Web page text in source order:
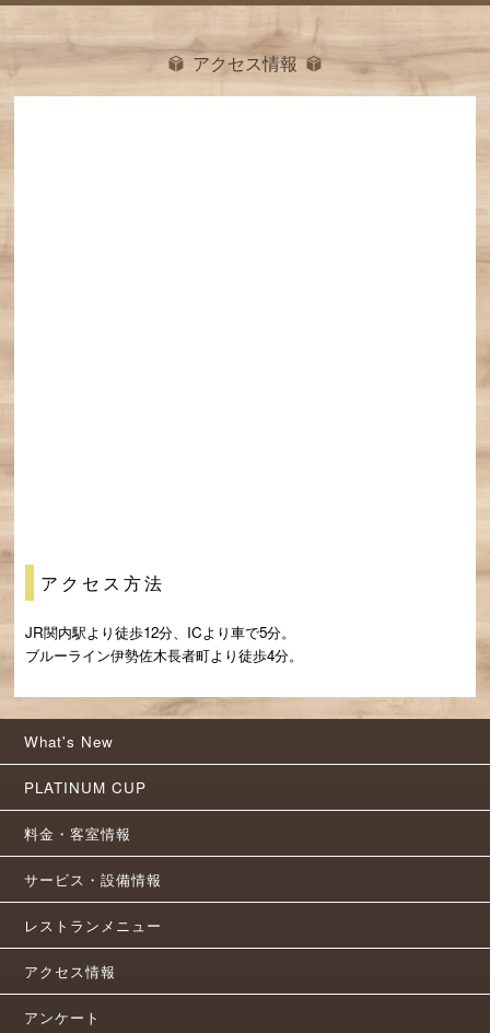
アクセス情報
アクセス方法
JR関内駅より徒歩12分、ICより車で5分。
ブルーライン伊勢佐木長者町より徒歩4分。
What's New
PLATINUM CUP
料金・客室情報
サービス・設備情報
レストランメニュー
アクセス情報
アンケート